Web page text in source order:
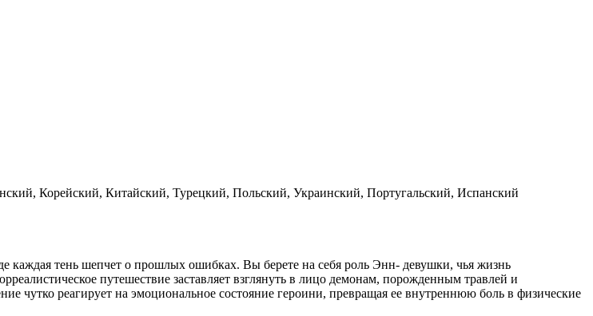
Корейский, Китайский, Турецкий, Польский, Украинский, Португальский, Испанский
каждая тень шепчет о прошлых ошибках. Вы берете на себя роль Энн- девушки, чья жизнь
путешествие заставляет взглянуть в лицо демонам, порожденным травлей и
реагирует на эмоциональное состояние героини, превращая ее внутреннюю боль в физические